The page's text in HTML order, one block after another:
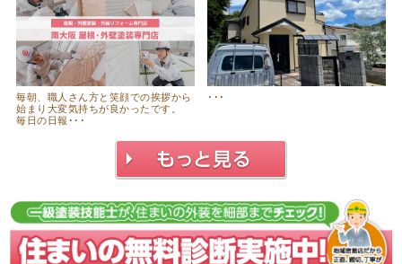
毎朝、職人さん方と笑顔での挨拶から
始まり大変気持ちが良かったです。
毎日の日報･･･
･･･